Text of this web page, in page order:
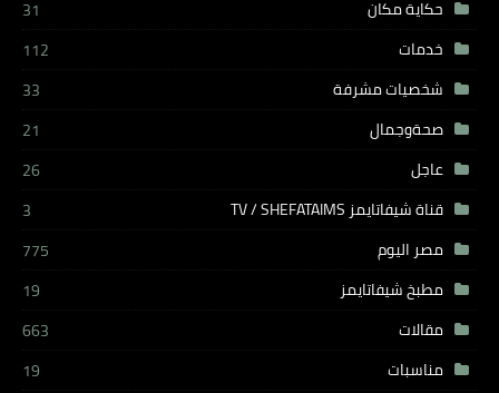
حكاية مكان
31
خدمات
112
شخصيات مشرفة
33
صحةوجمال
21
عاجل
26
قناة شيفاتايمز TV / SHEFATAIMS
3
مصر اليوم
775
مطبخ شيفاتايمز
19
مقالات
663
مناسبات
19